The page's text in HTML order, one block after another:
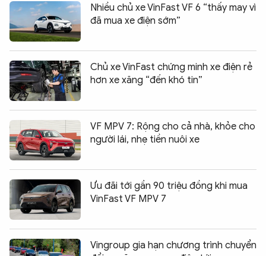
Nhiều chủ xe VinFast VF 6 “thấy may vì
đã mua xe điện sớm”
Chủ xe VinFast chứng minh xe điện rẻ
hơn xe xăng “đến khó tin”
VF MPV 7: Rộng cho cả nhà, khỏe cho
người lái, nhẹ tiền nuôi xe
Ưu đãi tới gần 90 triệu đồng khi mua
VinFast VF MPV 7
Vingroup gia hạn chương trình chuyển